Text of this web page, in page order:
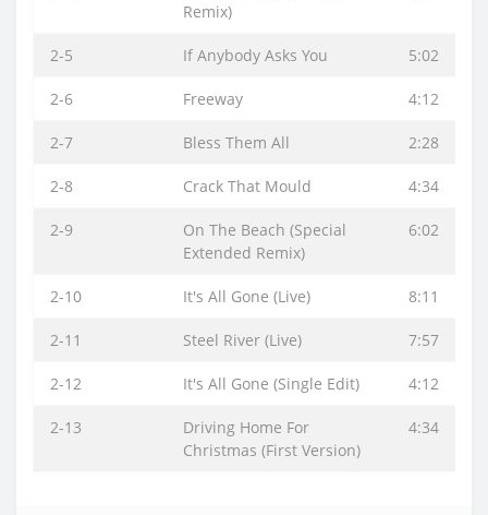
Remix)
2-5 If Anybody Asks You 5:02
2-6 Freeway 4:12
2-7 Bless Them All 2:28
2-8 Crack That Mould 4:34
2-9
On The Beach (Special
Extended Remix)
6:02
2-10 It's All Gone (Live) 8:11
2-11 Steel River (Live) 7:57
2-12 It's All Gone (Single Edit) 4:12
2-13
Driving Home For
Christmas (First Version)
4:34